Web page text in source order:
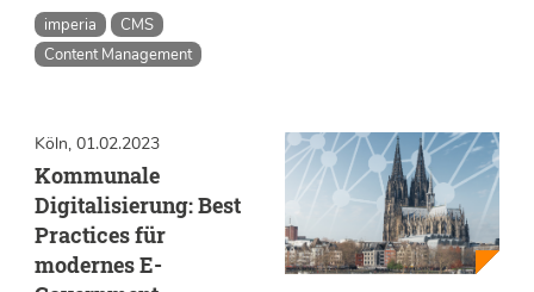
imperia
CMS
Content Management
Köln, 01.02.2023
Kommunale
Digitalisierung: Best
Practices für
modernes E-